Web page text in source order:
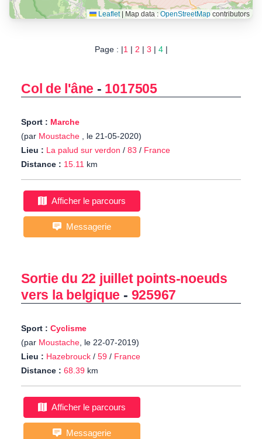
Leaflet Map data : OpenStreetMapcontributors
Page : |1| 2 | 3 | 4|
Col de l'âne - 1017505
Sport : Marche
(par Moustache , le 21-05-2020)
Lieu : La palud sur verdon / 83 / France
Distance : 15.11 km
Afficher le parcours
Messagerie
Sortie du 22 juillet points-noeuds
vers la belgique - 925967
Sport : Cyclisme
(par Moustache, le 22-07-2019)
Lieu : Hazebrouck / 59 / France
Distance : 68.39 km
Afficher le parcours
Messagerie